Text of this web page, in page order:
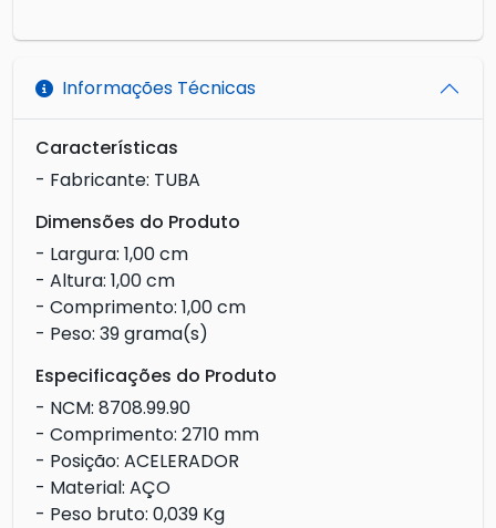
Informações Técnicas
Características
- Fabricante: TUBA
Dimensões do Produto
- Largura: 1,00 cm
- Altura: 1,00 cm
- Comprimento: 1,00 cm
- Peso: 39 grama(s)
Especificações do Produto
- NCM: 8708.99.90
- Comprimento: 2710 mm
- Posição: ACELERADOR
- Material: AÇO
- Peso bruto: 0,039 Kg